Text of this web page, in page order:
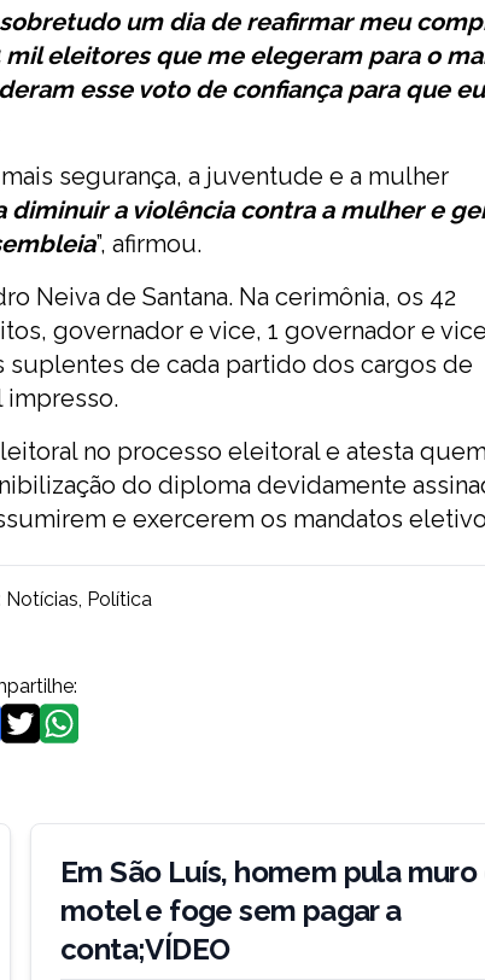
um dia de reafirmar meu
eleitores que me elegeram para o
esse voto de confiança para que
segurança, a juventude e a mulher
diminuir a violência contra a mulher e
”, afirmou.
Neiva de Santana. Na cerimônia, os 42
governador e vice, 1 governador e
de cada partido dos cargos de
no processo eleitoral e atesta
do diploma devidamente
e exercerem os mandatos
Notícias, Política
Em São Luís, homem pula
motel e foge sem pagar a
conta;VÍDEO